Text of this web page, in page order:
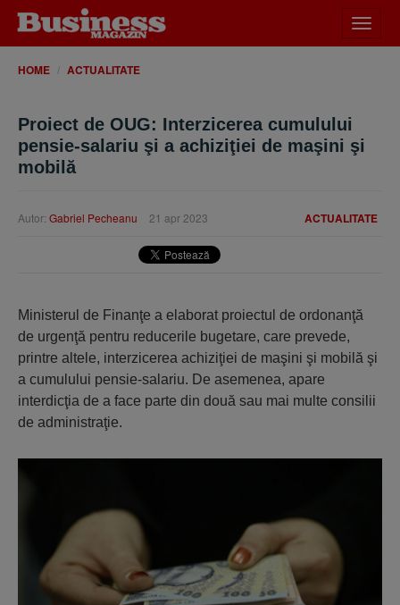
meniu
HOME ACTUALITATE
Proiect de OUG: Interzicerea cumulului
pensie-salariu şi a achiziţiei de maşini şi
mobilă
ACTUALITATE
Autor: Gabriel Pecheanu 21 apr 2023
Ministerul de Finanţe a elaborat proiectul de ordonanţă
de urgenţă pentru reducerile bugetare, care prevede,
printre altele, interzicerea achiziţiei de maşini şi mobilă şi
a cumulului pensie-salariu. De asemenea, apare
interdicţia de a face parte din două sau mai multe consilii
de administraţie.